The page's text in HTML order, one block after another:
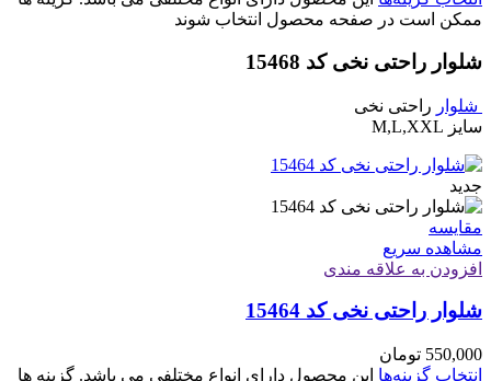
ممکن است در صفحه محصول انتخاب شوند
شلوار راحتی نخی کد 15468
شلوار راحتی نخی
سایز M,L,XXL
جدید
مقایسه
مشاهده سریع
افزودن به علاقه مندی
شلوار راحتی نخی کد 15464
550,000 تومان
انتخاب گزینه‌ها این محصول دارای انواع مختلفی می باشد. گزینه ها